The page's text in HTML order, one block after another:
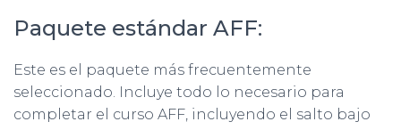
Paquete estándar AFF:
Este es el paquete más frecuentemente
seleccionado. Incluye todo lo necesario para
completar el curso AFF, incluyendo el salto bajo